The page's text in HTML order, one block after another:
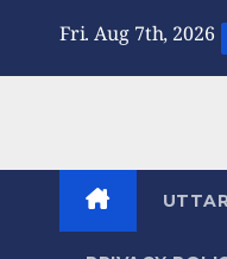
Fri. Aug 7th, 2026